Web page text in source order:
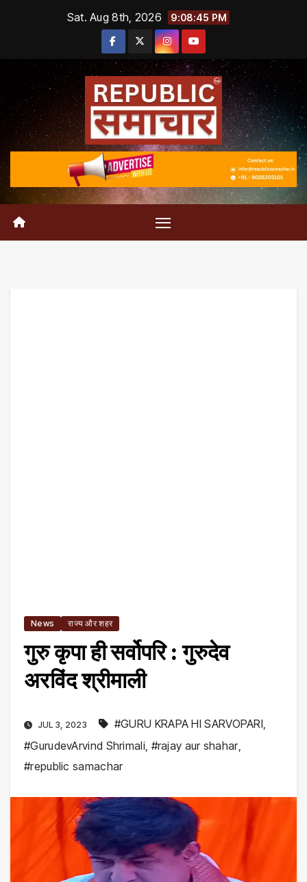
Sat. Aug 8th, 2026 9:08:46 PM
News राज्य और शहर
गुरु कृपा ही सर्वोपरि : गुरुदेव
अरविंद श्रीमाली
JUL 3, 2023 #GURU KRAPA HI SARVOPARI
#GurudevArvind Shrimali #rajay aur shahar,
#republic samachar